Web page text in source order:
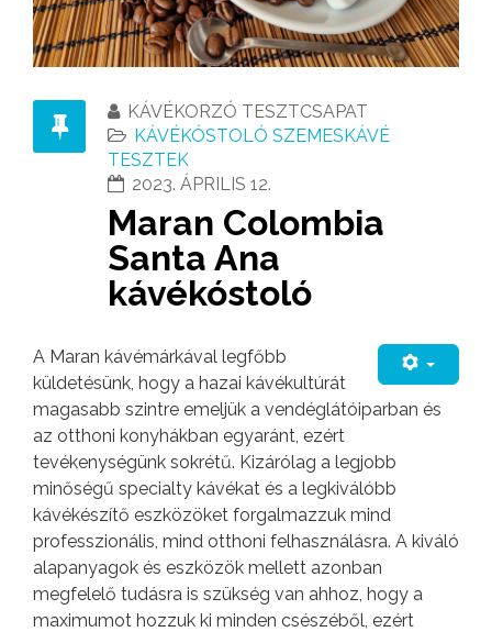
KÁVÉKORZÓ TESZTCSAPAT
KÁVÉKÓSTOLÓ SZEMESKÁVÉ
TESZTEK
2023. ÁPRILIS 12.
Maran Colombia
Santa Ana
kávékóstoló
A Maran kávémárkával legfőbb
küldetésünk, hogy a hazai kávékultúrát
magasabb szintre emeljük a vendéglátóiparban és
az otthoni konyhákban egyaránt, ezért
tevékenységünk sokrétű. Kizárólag a legjobb
minőségű specialty kávékat és a legkiválóbb
kávékészítő eszközöket forgalmazzuk mind
professzionális, mind otthoni felhasználásra. A kiváló
alapanyagok és eszközök mellett azonban
megfelelő tudásra is szükség van ahhoz, hogy a
maximumot hozzuk ki minden csészéből, ezért